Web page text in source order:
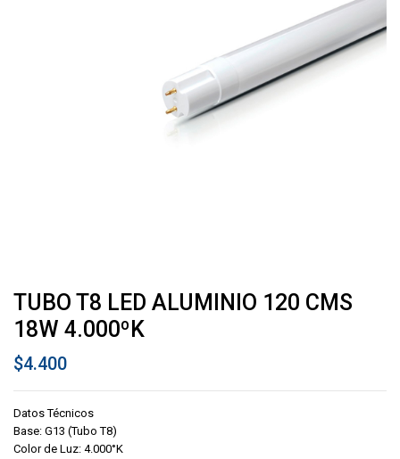
TUBO T8 LED ALUMINIO 120 CMS
18W 4.000ºK
$4.400
Datos Técnicos
Base: G13 (Tubo T8)
Color de Luz: 4.000°K